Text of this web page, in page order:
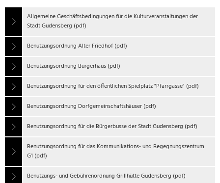
Allgemeine Geschäftsbedingungen für die Kulturveranstaltungen der
Stadt Gudensberg (pdf)
Benutzungsordnung Alter Friedhof (pdf)
Benutzungsordnung Bürgerhaus (pdf)
Benutzungsordnung für den öffentlichen Spielplatz "Pfarrgasse" (pdf)
Benutzungsordnung Dorfgemeinschaftshäuser (pdf)
Benutzungsordnung für die Bürgerbusse der Stadt Gudensberg (pdf)
Benutzungsordnung für das Kommunikations- und Begegnungszentrum
G1 (pdf)
Benutzungs- und Gebührenordnung Grillhütte Gudensberg (pdf)